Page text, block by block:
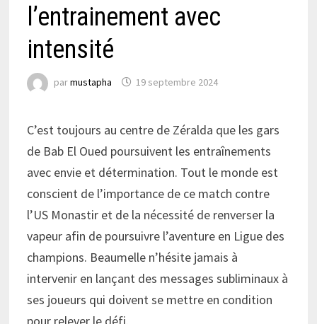
l’entrainement avec
intensité
parmustapha 19 septembre 2024
C’est toujours au centre de Zéralda que les gars
de Bab El Oued poursuivent les entraînements
avec envie et détermination. Tout le monde est
conscient de l’importance de ce match contre
l’US Monastir et de la nécessité de renverser la
vapeur afin de poursuivre l’aventure en Ligue des
champions. Beaumelle n’hésite jamais à
intervenir en lançant des messages subliminaux à
ses joueurs qui doivent se mettre en condition
pour relever le défi.